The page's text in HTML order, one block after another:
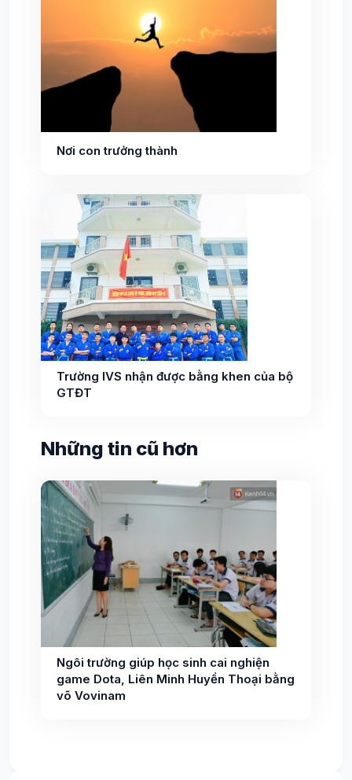
Nơi con trưởng thành
Trường IVS nhận được bằng khen của bộ
GTĐT
Những tin cũ hơn
Ngôi trường giúp học sinh cai nghiện
game Dota, Liên Minh Huyền Thoại bằng
võ Vovinam